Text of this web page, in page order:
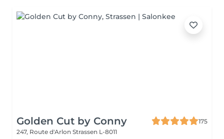
Golden Cut by Conny
175
247, Route d'Arlon Strassen L-8011